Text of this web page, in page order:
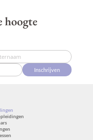
hoogte
Inschrijven